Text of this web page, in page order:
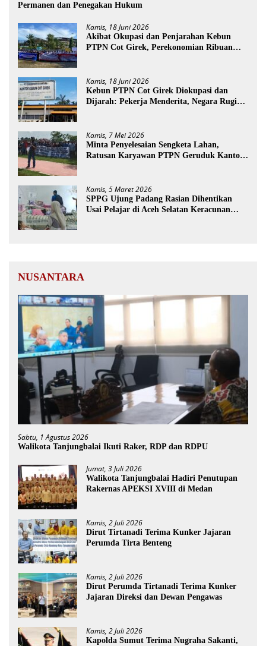
Permanen dan Penegakan Hukum
Kamis, 18 Juni 2026
Akibat Okupasi dan Penjarahan Kebun
PTPN Cot Girek, Perekonomian Ribuan
Kamis, 18 Juni 2026
Kebun PTPN Cot Girek Diokupasi dan
Dijarah: Pekerja Menderita, Negara Rugi
Kamis, 7 Mei 2026
Minta Penyelesaian Sengketa Lahan,
Ratusan Karyawan PTPN Geruduk Kantor
Kamis, 5 Maret 2026
SPPG Ujung Padang Rasian Dihentikan
Usai Pelajar di Aceh Selatan Keracunan
NUSANTARA
Sabtu, 1 Agustus 2026
Walikota Tanjungbalai Ikuti Raker, RDP dan RDPU
Jumat, 3 Juli 2026
Walikota Tanjungbalai Hadiri Penutupan
Rakernas APEKSI XVIII di Medan
Kamis, 2 Juli 2026
Dirut Tirtanadi Terima Kunker Jajaran
Perumda Tirta Benteng
Kamis, 2 Juli 2026
Dirut Perumda Tirtanadi Terima Kunker
Jajaran Direksi dan Dewan Pengawas
Kamis, 2 Juli 2026
Kapolda Sumut Terima Nugraha Sakanti,